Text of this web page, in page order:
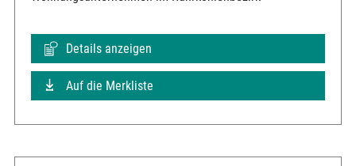
Details anzeigen
Auf die Merkliste